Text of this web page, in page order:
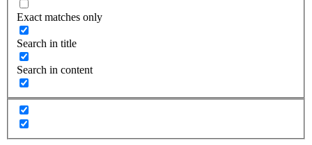
Exact matches only
Search in title
Search in content